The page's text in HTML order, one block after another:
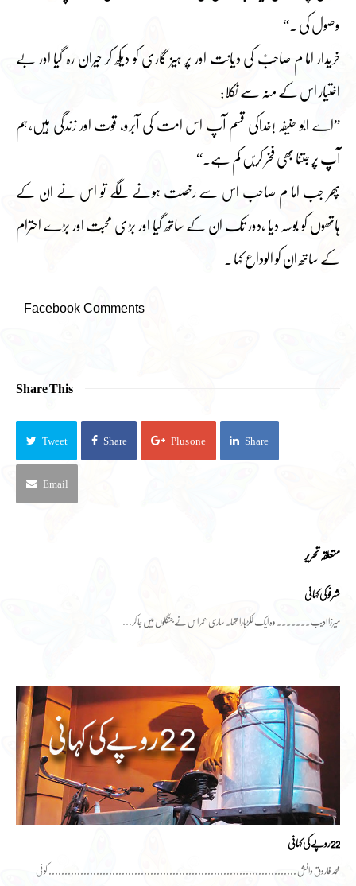
وصول کی ۔“
خریدار اما م صاحبؒ کی دیانت اور پر ہیز گاری کو دیکھ کر حیران رہ گیا اور بے
اختیار اس کے منہ سے نکلا:
”اے ابو حنیفہ !خداکی قسم آپ اس امت کی آبرو، قوت اور زندگی ہیں،ہم
آپ پر جتنا بھی فخر کریں کم ہے۔“
پھر جب اما م صاحب اس سے رخصت ہونے لگے تو اس نے ان کے
ہاتھوں کو بوسہ دیا ،دور تک ان کے ساتھ گیا اور بڑی محبت اور بڑے احترام
کے ساتھ ان کو الوداع کہا ۔
Facebook Comments
Share This
Tweet Share Plus one Share
Email
متعلقہ تحریر
شرفو کی کہانی
میرزا ادیب ۔۔۔۔۔۔۔ وہ ایک لکڑہارا تھا۔ ساری عمر اس نے جنگلوں میں جا کر…
22روپے کی کہانی
محمدفاروق دانش .............................................................................. کوئی